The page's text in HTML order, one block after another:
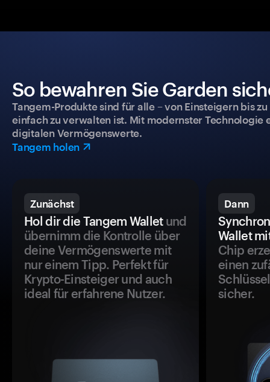
So bewahren Sie Garden
Tangem-Produkte sind für alle – von Einsteigern bis
einfach zu verwalten ist. Mit modernster
digitalen Vermögenswerte.
Tangem holen
Zunächst
Hol dir die Tangem Walletund
übernimm die Kontrolle über
deine Vermögenswerte mit
nur einem Tipp. Perfekt für
Krypto-Einsteiger und auch
ideal für erfahrene Nutzer.
Dann
Wallet
Chip
einen
sicher.